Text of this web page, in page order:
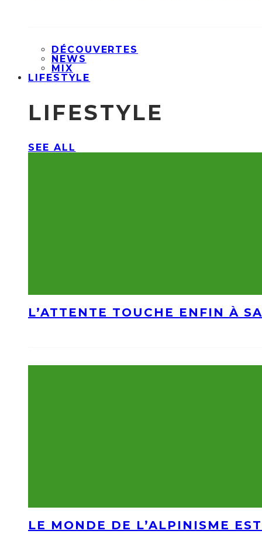
DÉCOUVERTES
NEWS
MIX
LIFESTYLE
LIFESTYLE
SEE ALL
L’ATTENTE TOUCHE ENFIN À
LE MONDE DE L’ALPINISME